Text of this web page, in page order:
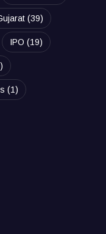
(39)
IPO (19)
(1)